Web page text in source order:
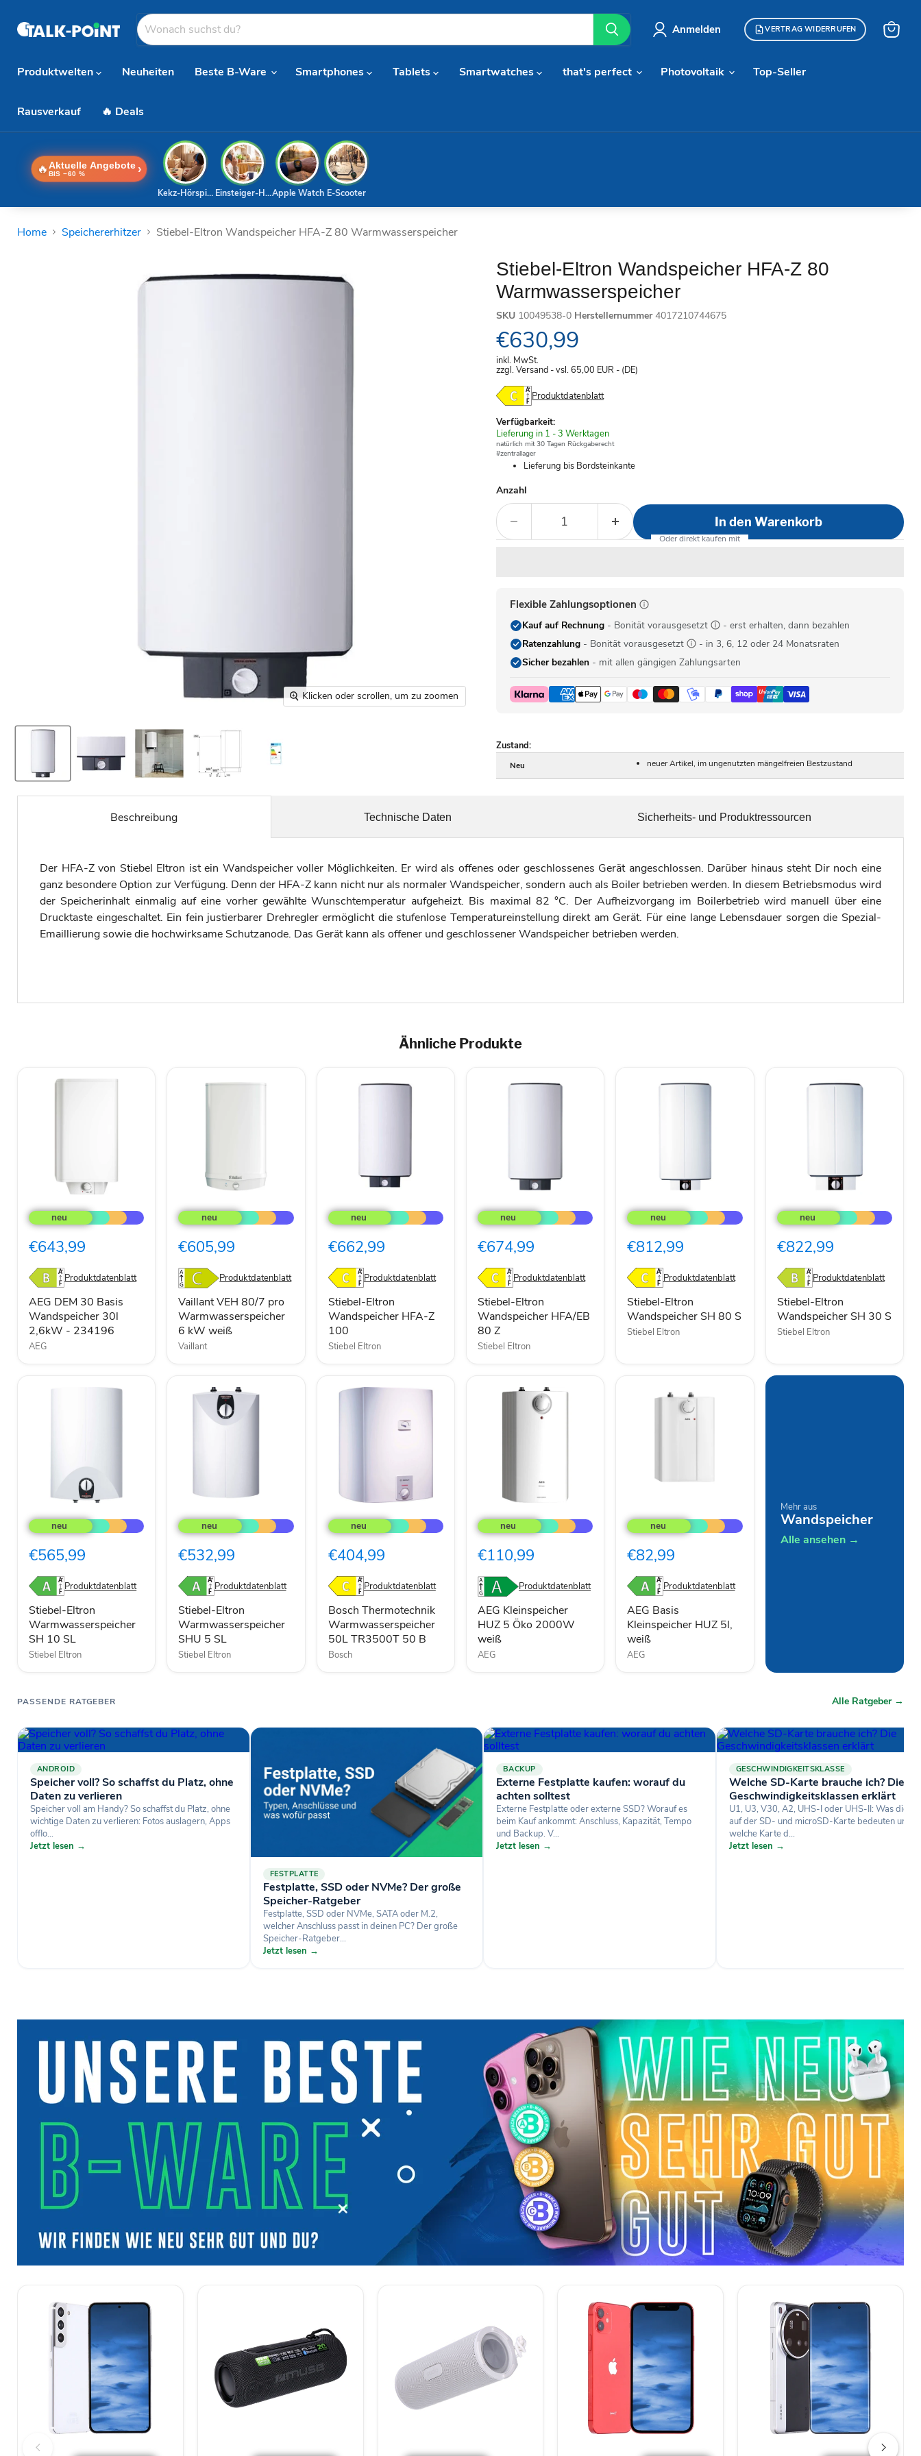
Anmelden VERTRAG WIDERRUFEN
Produktwelten
Neuheiten Beste B-Ware Smartphones Tablets Smartwatches that's perfect Photovoltaik Top-Seller
Rausverkauf 🔥 Deals
🔥 Aktuelle Angebote
BIS −60 % ›
E-Scooter
Apple Watch
Einsteiger-Handy
Kekz-Hörspiele
Home Speichererhitzer Stiebel-Eltron Wandspeicher HFA-Z 80 Warmwasserspeicher
Klicken oder scrollen, um zu zoomen
Stiebel-Eltron Wandspeicher HFA-Z 80
Warmwasserspeicher
SKU 10049538-0 Herstellernummer 4017210744675
Aktueller Preis
€630,99
inkl. MwSt.
zzgl. Versand - vsl. 65,00 EUR - (DE)
Produktdatenblatt
Verfügbarkeit:
Verfügbar
-
Lieferung in 1 - 3 Werktagen
natürlich mit 30 Tagen Rückgaberecht
#zentrallager
Lieferung bis Bordsteinkante
Anzahl
In den Warenkorb
Flexible Zahlungsoptionen
Kauf auf Rechnung- Bonität vorausgesetzt
- erst erhalten, dann bezahlen
Ratenzahlung- Bonität vorausgesetzt
- in 3, 6, 12 oder 24 Monatsraten
Sicher bezahlen- mit allen gängigen Zahlungsarten
Zustand:
Neu neuer Artikel, im ungenutzten mängelfreien Bestzustand
Beschreibung
Der HFA-Z von Stiebel Eltron ist ein Wandspeicher voller Möglichkeiten. Er wird als offenes oder geschlossenes Gerät angeschlossen. Darüber hinaus steht Dir noch eine
ganz besondere Option zur Verfügung. Denn der HFA-Z kann nicht nur als normaler Wandspeicher, sondern auch als Boiler betrieben werden. In diesem Betriebsmodus wird
der Speicherinhalt einmalig auf eine vorher gewählte Wunschtemperatur aufgeheizt. Bis maximal 82 °C. Der Aufheizvorgang im Boilerbetrieb wird manuell über eine
Drucktaste eingeschaltet. Ein fein justierbarer Drehregler ermöglicht die stufenlose Temperatureinstellung direkt am Gerät. Für eine lange Lebensdauer sorgen die Spezial-
Emaillierung sowie die hochwirksame Schutzanode. Das Gerät kann als offener und geschlossener Wandspeicher betrieben werden.
Technische Daten Sicherheits- und Produktressourcen
Ähnliche Produkte
DEM
30
Wandspeicher
2,6kW
-
234196
€643,99
Produktdatenblatt
AEG DEM 30 Basis
Wandspeicher 30l
2,6kW - 234196
AEG
VEH
80/7
Warmwasserspeicher
kW
weiß
€605,99
Produktdatenblatt
Vaillant VEH 80/7 pro
Warmwasserspeicher
6 kW weiß
Vaillant
Eltron
Wandspeicher
Z
€662,99
Produktdatenblatt
Stiebel-Eltron
Wandspeicher HFA-Z
100
Stiebel Eltron
Eltron
Wandspeicher
80
€674,99
Produktdatenblatt
Stiebel-Eltron
Wandspeicher HFA/EB
80 Z
Stiebel Eltron
Eltron
Wandspeicher
80
€812,99
Produktdatenblatt
Stiebel-Eltron
Wandspeicher SH 80 S
Stiebel Eltron
Eltron
Wandspeicher
30
€822,99
Produktdatenblatt
Stiebel-Eltron
Wandspeicher SH 30 S
Stiebel Eltron
Eltron
Warmwasserspeicher
10
€565,99
Produktdatenblatt
Stiebel-Eltron
Warmwasserspeicher
SH 10 SL
Stiebel Eltron
Eltron
Warmwasserspeicher
5
€532,99
Produktdatenblatt
Stiebel-Eltron
Warmwasserspeicher
SHU 5 SL
Stiebel Eltron
Thermotechnik
Warmwasserspeicher
TR3500T
B
€404,99
Produktdatenblatt
Bosch Thermotechnik
Warmwasserspeicher
50L TR3500T 50 B
Bosch
Kleinspeicher
HUZ
Öko
weiß
€110,99
Produktdatenblatt
AEG Kleinspeicher
HUZ 5 Öko 2000W
weiß
AEG
Basis
Kleinspeicher
5l,
€82,99
Produktdatenblatt
AEG Basis
Kleinspeicher HUZ 5l,
weiß
AEG
Mehr aus
Wandspeicher
Alle ansehen →
PASSENDE RATGEBER Alle Ratgeber →
ANDROID
Speicher voll? So schaffst du Platz, ohne
Daten zu verlieren
Speicher voll am Handy? So schaffst du Platz, ohne
wichtige Daten zu verlieren: Fotos auslagern, Apps
offlo...
Jetzt lesen →
FESTPLATTE
Festplatte, SSD oder NVMe? Der große
Speicher-Ratgeber
Festplatte, SSD oder NVMe, SATA oder M.2,
welcher Anschluss passt in deinen PC? Der große
Speicher-Ratgeber...
Jetzt lesen →
BACKUP
Externe Festplatte kaufen: worauf du
achten solltest
Externe Festplatte oder externe SSD? Worauf es
beim Kauf ankommt: Anschluss, Kapazität, Tempo
und Backup. V...
Jetzt lesen →
GESCHWINDIGKEITSKLASSE
Welche SD-Karte brauche ich? Die
Geschwindigkeitsklassen erklärt
U1, U3, V30, A2, UHS-I oder UHS-II: Was die
auf der SD- und microSD-Karte bedeuten und
welche Karte d...
Jetzt lesen →
Samsung